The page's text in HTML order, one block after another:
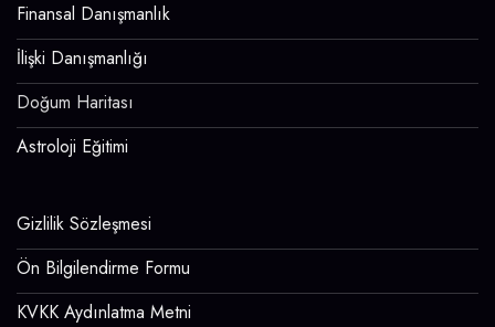
Finansal Danışmanlık
İlişki Danışmanlığı
Doğum Haritası
Astroloji Eğitimi
Gizlilik Sözleşmesi
Ön Bilgilendirme Formu
KVKK Aydınlatma Metni